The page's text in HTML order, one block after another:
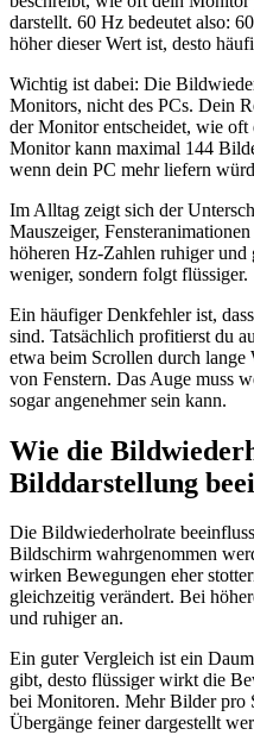
darstellt. 60 Hz bedeutet also:
höher dieser Wert ist, desto
Wichtig ist dabei: Die
Monitors, nicht des PCs. Dein
der Monitor entscheidet, wie
Monitor kann maximal 144
wenn dein PC mehr liefern
Im Alltag zeigt sich der
Mauszeiger,
höheren Hz-Zahlen ruhiger
weniger, sondern folgt flüssiger.
Ein häufiger Denkfehler ist,
sind. Tatsächlich profitierst du
etwa beim Scrollen durch lange
von Fenstern. Das Auge muss
sogar angenehmer sein kann.
Wie die
Bilddarstellung
Die Bildwiederholrate
Bildschirm wahrgenommen
wirken Bewegungen eher
gleichzeitig verändert. Bei
und ruhiger an.
Ein guter Vergleich ist ein
gibt, desto flüssiger wirkt die
bei Monitoren. Mehr Bilder pro
Übergänge feiner dargestellt